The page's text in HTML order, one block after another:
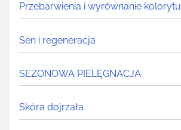
Przebarwienia i wyrównanie kolorytu
Sen i regeneracja
SEZONOWA PIELĘGNACJA
Skóra dojrzała